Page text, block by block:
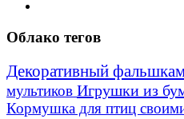
Облако тегов
Декоративный
мультиков Игрушки из
Кормушка для птиц